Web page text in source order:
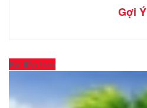
Gợi Ý
Bài tiếp theo